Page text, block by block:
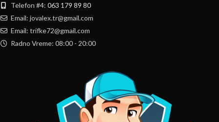
Telefon #4: 063 179 89 80
Email: jovalex.tr@gmail.com
Email: trifke72@gmail.com
Radno Vreme: 08:00 - 20:00